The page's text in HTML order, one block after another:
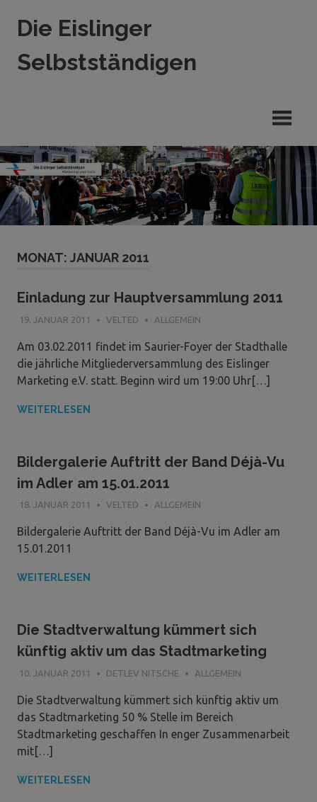
InhaltDie Eislinger
Selbstständigen
in
Hande,
Handwerk
und
Dienstleistung
MONAT: JANUAR 2011
Einladung zur Hauptversammlung 2011
19. JANUAR 2011 VELTED ALLGEMEIN
Am 03.02.2011 findet im Saurier-Foyer der Stadthalle
die jährliche Mitgliederversammlung des Eislinger
Marketing e.V. statt. Beginn wird um 19:00 Uhr[…]
WEITERLESEN
Bildergalerie Auftritt der Band Déjà-Vu
im Adler am 15.01.2011
18. JANUAR 2011 VELTED ALLGEMEIN
Bildergalerie Auftritt der Band Déjà-Vu im Adler am
15.01.2011
WEITERLESEN
Die Stadtverwaltung kümmert sich
künftig aktiv um das Stadtmarketing
10. JANUAR 2011 DETLEV NITSCHE ALLGEMEIN
Die Stadtverwaltung kümmert sich künftig aktiv um
das Stadtmarketing 50 % Stelle im Bereich
Stadtmarketing geschaffen In enger Zusammenarbeit
mit[…]
WEITERLESEN